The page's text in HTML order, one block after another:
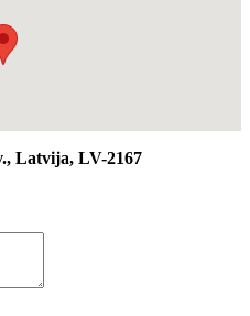
Latvija, LV-2167